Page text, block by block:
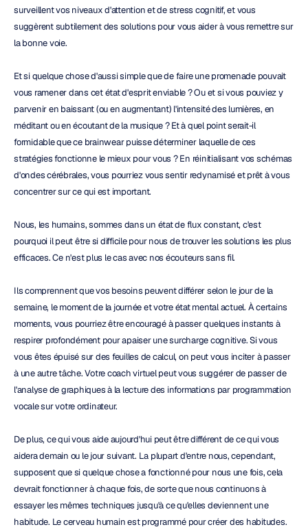
surveillent vos niveaux d'attention et de stress cognitif, et vous
suggèrent subtilement des solutions pour vous aider à vous remettre sur
la bonne voie.
Et si quelque chose d'aussi simple que de faire une promenade pouvait
vous ramener dans cet état d'esprit enviable ? Ou et si vous pouviez y
parvenir en baissant (ou en augmentant) l'intensité des lumières, en
méditant ou en écoutant de la musique ? Et à quel point serait-il
formidable que ce brainwear puisse déterminer laquelle de ces
stratégies fonctionne le mieux pour vous ? En réinitialisant vos schémas
d'ondes cérébrales, vous pourriez vous sentir redynamisé et prêt à vous
concentrer sur ce qui est important.
Nous, les humains, sommes dans un état de flux constant, c'est
pourquoi il peut être si difficile pour nous de trouver les solutions les plus
efficaces. Ce n'est plus le cas avec nos écouteurs sans fil.
Ils comprennent que vos besoins peuvent différer selon le jour de la
semaine, le moment de la journée et votre état mental actuel. À certains
moments, vous pourriez être encouragé à passer quelques instants à
respirer profondément pour apaiser une surcharge cognitive. Si vous
vous êtes épuisé sur des feuilles de calcul, on peut vous inciter à passer
à une autre tâche. Votre coach virtuel peut vous suggérer de passer de
l'analyse de graphiques à la lecture des informations par programmation
vocale sur votre ordinateur.
De plus, ce qui vous aide aujourd'hui peut être différent de ce qui vous
aidera demain ou le jour suivant. La plupart d'entre nous, cependant,
supposent que si quelque chose a fonctionné pour nous une fois, cela
devrait fonctionner à chaque fois, de sorte que nous continuons à
essayer les mêmes techniques jusqu'à ce qu'elles deviennent une
habitude. Le cerveau humain est programmé pour créer des habitudes.